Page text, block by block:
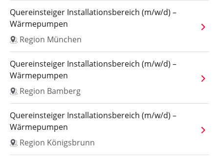
Quereinsteiger Installationsbereich (m/w/d) –
Wärmepumpen
Region München
Quereinsteiger Installationsbereich (m/w/d) –
Wärmepumpen
Region Bamberg
Quereinsteiger Installationsbereich (m/w/d) –
Wärmepumpen
Region Königsbrunn